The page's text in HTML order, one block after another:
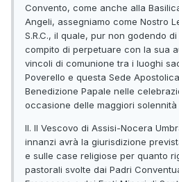
Convento, come anche alla
Angeli, assegniamo come Nostro
S.R.C., il quale, pur non godendo
compito di perpetuare con la sua
vincoli di comunione tra i luoghi
Poverello e questa Sede
Benedizione Papale nelle
occasione delle maggiori solennità
II. Il Vescovo di Assisi-Nocera
innanzi avrà la giurisdizione
e sulle case religiose per quanto
pastorali svolte dai Padri